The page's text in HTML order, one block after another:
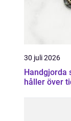
30 juli 2026
Handgjorda
håller över